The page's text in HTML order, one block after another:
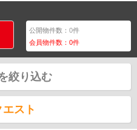
公開物件数：0件
会員物件数：0件
絞り込む
スト